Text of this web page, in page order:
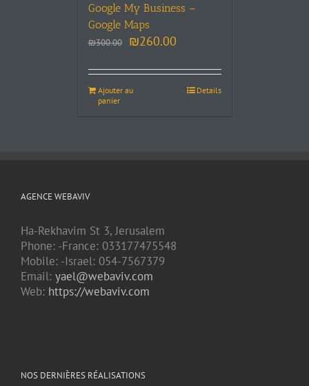
Google My Business –
Google Maps
₪300.00 ₪260.00
Ajouter au
panier
Details
AGENCE WEBAVIV
Ha-Rekhavim St 3, Jerusalem
Phone: -France: 033177475548
Mobile: -Israel: 054-7567379
Email: yael@webaviv.com
Web: https://webaviv.com
NOS DERNIÈRES RÉALISATIONS